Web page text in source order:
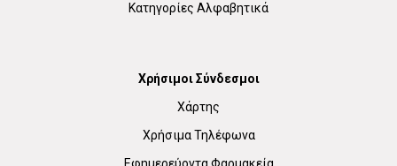
Κατηγορίες Αλφαβητικά
Χρήσιμοι Σύνδεσμοι
Χάρτης
Χρήσιμα Τηλέφωνα